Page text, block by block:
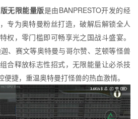
无限能量版是由BANPRESTO开发的经
专为奥特曼粉丝打造，破解后解锁全人
权，零门槛即可畅享光之国战斗盛宴。
、赛文等奥特曼与哥尔赞、芝顿等怪兽
合释放标志性招式，无限能量让必杀技
捷，重温奥特曼打怪兽的热血激情。